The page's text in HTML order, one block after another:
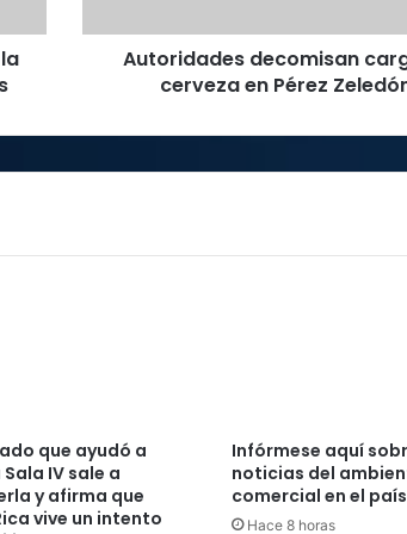
Autoridades decomisan
cerveza en Pérez
que ayudó a
IV sale a
y afirma que
vive un intento
Infórmese aquí
noticias del
comercial en el país
Hace 8 horas